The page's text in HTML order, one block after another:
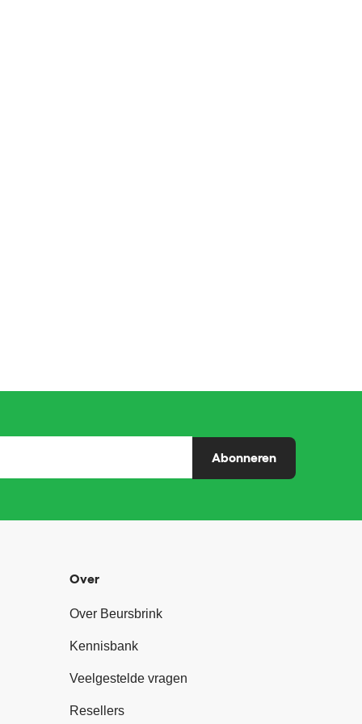
Abonneren
Over
Over Beursbrink
Kennisbank
Veelgestelde vragen
Resellers